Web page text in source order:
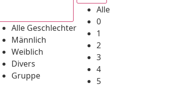
Alle Geschlechter
Männlich
Weiblich
Divers
Gruppe
Alle
0
1
2
3
4
5